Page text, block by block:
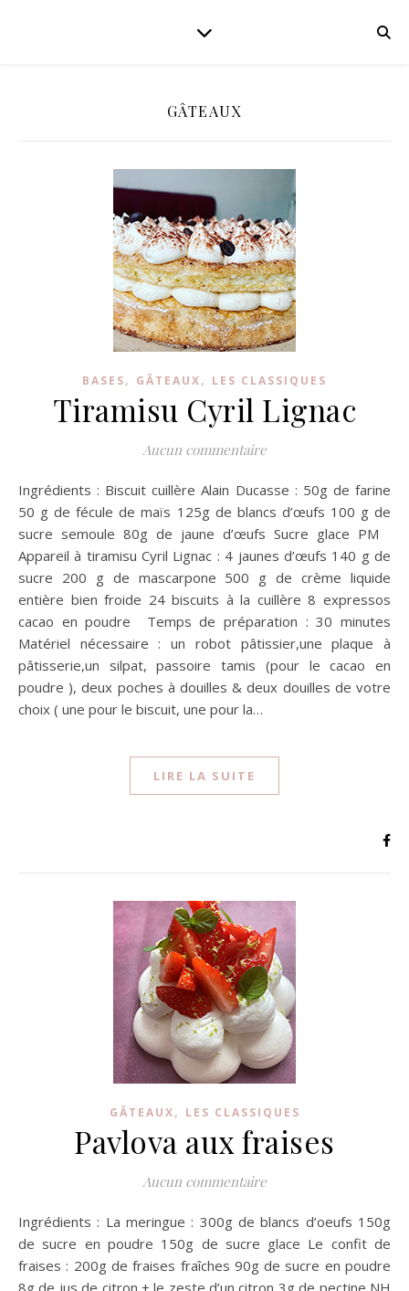
GÂTEAUX
BASES, GÂTEAUX, LES CLASSIQUES
Tiramisu Cyril Lignac
Aucun commentaire
Ingrédients : Biscuit cuillère Alain Ducasse : 50g de farine
50 g de fécule de maïs 125g de blancs d’œufs 100 g de
sucre semoule 80g de jaune d’œufs Sucre glace PM
Appareil à tiramisu Cyril Lignac : 4 jaunes d’œufs 140 g de
sucre 200 g de mascarpone 500 g de crème liquide
entière bien froide 24 biscuits à la cuillère 8 expressos
cacao en poudre Temps de préparation : 30 minutes
Matériel nécessaire : un robot pâtissier,une plaque à
pâtisserie,un silpat, passoire tamis (pour le cacao en
poudre ), deux poches à douilles & deux douilles de votre
choix ( une pour le biscuit, une pour la…
LIRE LA SUITE
GÂTEAUX, LES CLASSIQUES
Pavlova aux fraises
Aucun commentaire
Ingrédients : La meringue : 300g de blancs d’oeufs 150g
de sucre en poudre 150g de sucre glace Le confit de
fraises : 200g de fraises fraîches 90g de sucre en poudre
8g de jus de citron + le zeste d’un citron 3g de pectine NH